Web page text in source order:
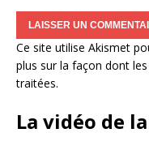
Ce site utilise Akismet
plus sur la façon dont
traitées.
La vidéo de